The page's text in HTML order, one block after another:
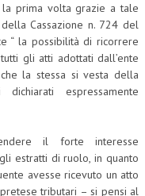
prima volta grazie a tale
Cassazione n. 724 del
“ la possibilità di ricorrere
gli atti adottati dall’ente
la stessa si vesta della
espressamente
il forte interesse
estratti di ruolo, in quanto
avesse ricevuto un atto
tributari – si pensi al